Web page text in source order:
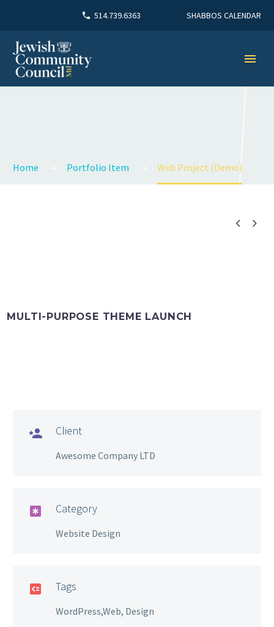
514.739.6363 SHABBOS CALENDAR
Home Portfolio Item Web Project (Demo)
 
MULTI-PURPOSE THEME LAUNCH
 Client
Awesome Company LTD
 Category
Website Design
 Tags
WordPress,Web, Design